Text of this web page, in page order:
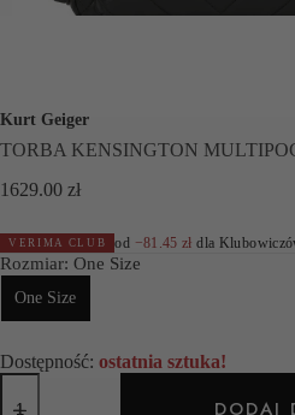
Kurt Geiger
TORBA KENSINGTON
1629.00 zł
VERIMA CLUB od −81.45zł dla
Rozmiar: One Size
One Size
Dostępność: ostatnia sztuka!
ilość
TORBA
DODAJ